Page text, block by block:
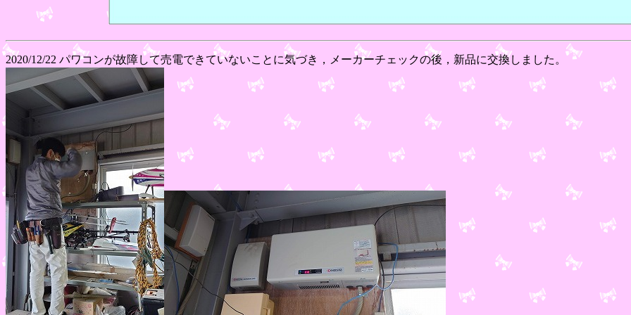
2020/12/22 パワコンが故障して売電できていないことに気づき，メーカーチェックの後，新品に交換しました。